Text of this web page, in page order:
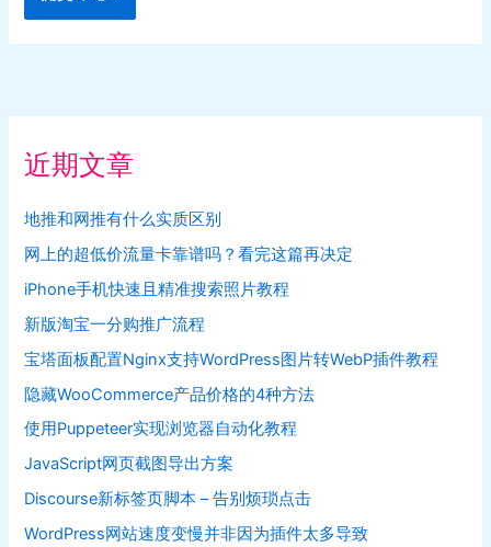
近期文章
地推和网推有什么实质区别
网上的超低价流量卡靠谱吗？看完这篇再决定
iPhone手机快速且精准搜索照片教程
新版淘宝一分购推广流程
宝塔面板配置Nginx支持WordPress图片转WebP插件教程
隐藏WooCommerce产品价格的4种方法
使用Puppeteer实现浏览器自动化教程
JavaScript网页截图导出方案
Discourse新标签页脚本 – 告别烦琐点击
WordPress网站速度变慢并非因为插件太多导致